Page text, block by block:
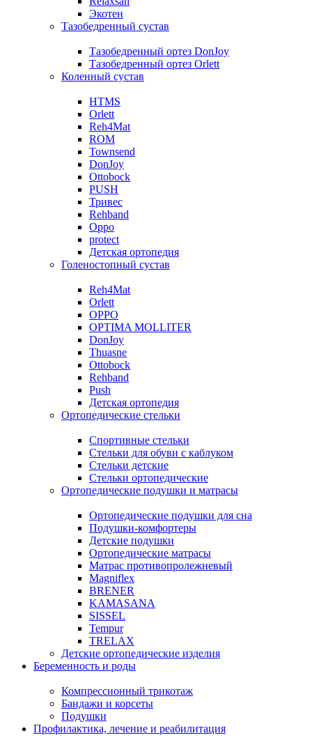
Экотен
Тазобедренный сустав
Тазобедренный ортез DonJoy
Тазобедренный ортез Orlett
Коленный сустав
HTMS
Orlett
Reh4Mat
ROM
Townsend
DonJoy
Ottobock
PUSH
Тривес
Rehband
Oppo
protect
Детская ортопедия
Голеностопный сустав
Reh4Mat
Orlett
OPPO
OPTIMA MOLLITER
DonJoy
Thuasne
Ottobock
Rehband
Push
Детская ортопедия
Ортопедические стельки
Спортивные стельки
Стельки для обуви с каблуком
Стельки детские
Стельки ортопедические
Ортопедические подушки и матрасы
Ортопедические подушки для сна
Подушки-комфортеры
Детские подушки
Ортопедические матрасы
Матрас противопролежневый
Magniflex
BRENER
KAMASANA
SISSEL
Tempur
TRELAX
Детские ортопедические изделия
Беременность и роды
Компрессионный трикотаж
Бандажи и корсеты
Подушки
Профилактика, лечение и реабилитация